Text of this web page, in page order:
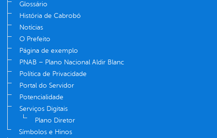
Glossário
História de Cabrobó
Notícias
O Prefeito
Página de exemplo
PNAB – Plano Nacional Aldir Blanc
Política de Privacidade
Portal do Servidor
Potencialidade
Serviços Digitais
Plano Diretor
Símbolos e Hinos